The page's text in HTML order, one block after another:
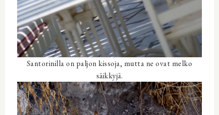
Santorinilla on paljon kissoja, mutta ne ovat melko
säikkyjä.